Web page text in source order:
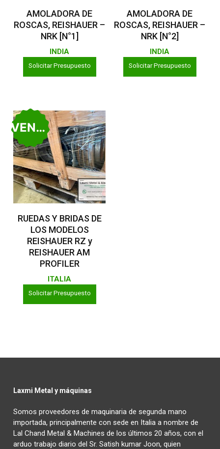
Leer Más
AMOLADORA DE
ROSCAS, REISHAUER –
NRK [N°1]
INDIA
Solicitar Presupuesto
Leer Más
AMOLADORA DE
ROSCAS, REISHAUER –
NRK [N°2]
INDIA
Solicitar Presupuesto
VENDIDO
RUEDAS Y BRIDAS DE
LOS MODELOS
REISHAUER RZ y
REISHAUER AM
PROFILER
ITALIA
Solicitar Presupuesto
Laxmi Metal y máquinas
Somos proveedores de maquinaria de segunda mano
importada, principalmente con sede en Italia a nombre de
Lal Chand Metal & Machines de los últimos 20 años, con el
arduo trabajo diario del Sr. Satish kumar Joon, quien